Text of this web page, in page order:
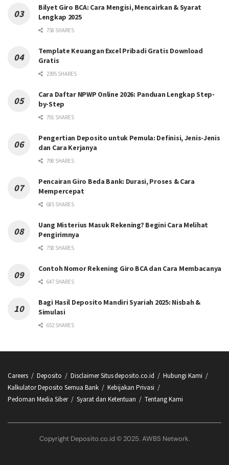
Bilyet Giro BCA: Cara Mengisi, Mencairkan & Syarat
Lengkap 2025
758 SHARES
Template Keuangan Excel Pribadi Gratis Download
Gratis
2395 SHARES
Cara Daftar NPWP Online 2026: Panduan Lengkap Step-
by-Step
791 SHARES
Pengertian Deposito untuk Pemula: Definisi, Jenis-Jenis
dan Cara Kerjanya
798 SHARES
Pencairan Giro Beda Bank: Durasi, Proses & Cara
Mempercepat
685 SHARES
Uang Misterius Masuk Rekening? Begini Cara Melihat
Pengirimnya
758 SHARES
Contoh Nomor Rekening Giro BCA dan Cara Membacanya
647 SHARES
Bagi Hasil Deposito Mandiri Syariah 2025: Nisbah &
Simulasi
652 SHARES
Careers Deposito Disclaimer Situs deposito.co.id
Hubungi Kami
Kalkulator Deposito Semua Bank
Kebijakan Privasi
Pedoman Media Siber
Syarat dan Ketentuan Tentang Kami
Copyright Deposito.co.id © 2025. AWBS Network.